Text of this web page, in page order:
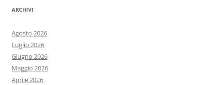
ARCHIVI
Agosto 2026
Luglio 2026
Giugno 2026
Maggio 2026
Aprile 2026